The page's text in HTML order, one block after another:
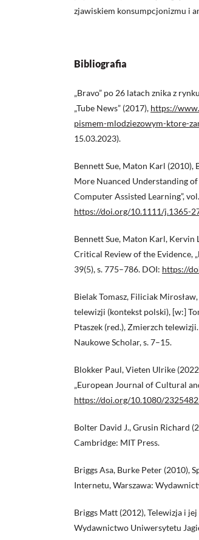
zjawiskiem konsumpcjonizmu i
Bibliografia
„Bravo” po 26 latach znika z
„Tube News” (2017), https://
pismem-mlodziezowym-ktore-
15.03.2023).
Bennett Sue, Maton Karl (2010),
More Nuanced Understanding of
Computer Assisted Learning”,
https://doi.org/10.1111/j.1365-
Bennett Sue, Maton Karl, Kervin
Critical Review of the Evidence,
39(5), s. 775–786. DOI: https://
Bielak Tomasz, Filiciak
telewizji (kontekst polski), [w:]
Ptaszek (red.), Zmierzch
Naukowe Scholar, s. 7–15.
Blokker Paul, Vieten Ulrike
„European Journal of Cultural
https://doi.org/10.1080/
Bolter David J., Grusin Richard
Cambridge: MIT Press.
Briggs Asa, Burke Peter (2010),
Internetu, Warszawa:
Briggs Matt (2012), Telewizja i
Wydawnictwo Uniwersytetu